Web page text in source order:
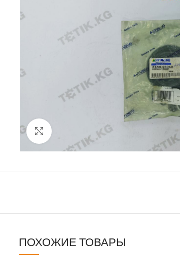
Click to enlarge
ПОХОЖИЕ ТОВАРЫ